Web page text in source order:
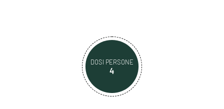
DOSI PERSONE
4